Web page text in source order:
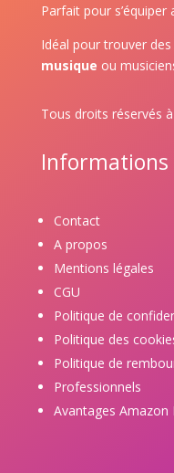
Parfait pour s’équiper
Idéal pour trouver des
musique ou
Tous droits réservés
Informations
Contact
A propos
Mentions légales
CGU
Politique de
Politique des
Politique de
Professionnels
Avantages Amazon